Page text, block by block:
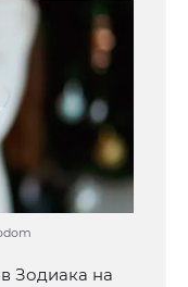
Зодиака на